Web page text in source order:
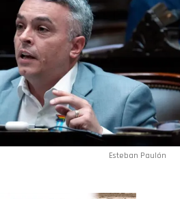
Esteban Paulón